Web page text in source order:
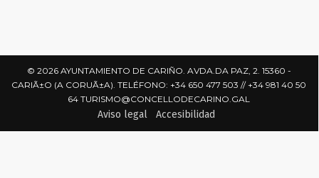
© 2026 AYUNTAMIENTO DE CARIÑO. AVDA.DA PAZ, 2. 15360 -
CARIÃ±O (A CORUÃ±A). TELÉFONO: +34 650 477 503 // +34 981 40 50
64TURISMO@CONCELLODECARINO.GAL
Aviso legal Accesibilidad